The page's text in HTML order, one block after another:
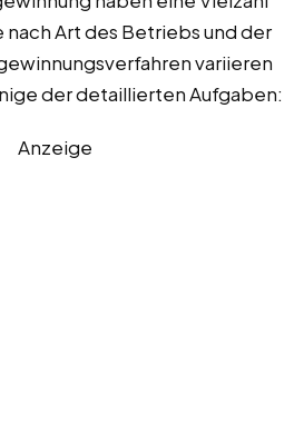
nach Art des Betriebs und der
variieren
der detaillierten Aufgaben:
Anzeige